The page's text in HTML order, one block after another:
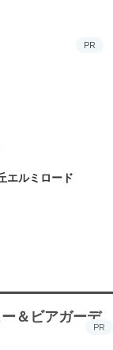
PR
エルミロード
＆ビアガーデ
PR